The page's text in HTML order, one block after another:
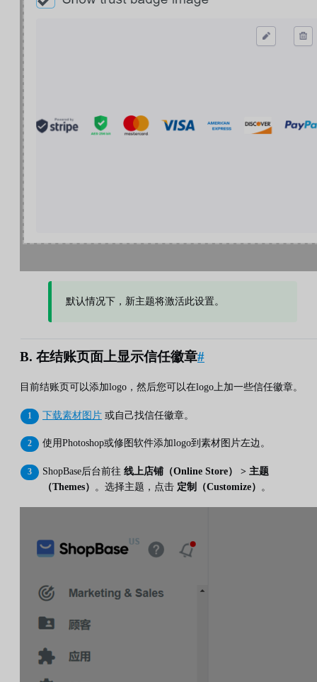
默认情况下，新主题将激活此设置。
B. 在结账页面上显示信任徽章#
目前结账页可以添加logo，然后您可以在logo上加一些信任徽章。
下载素材图片 或自己找信任徽章。
使用Photoshop或修图软件添加logo到素材图片左边。
ShopBase后台前往 线上店铺（Online Store） > 主题
（Themes）
。选择主题，点击 定制（Customize） 。